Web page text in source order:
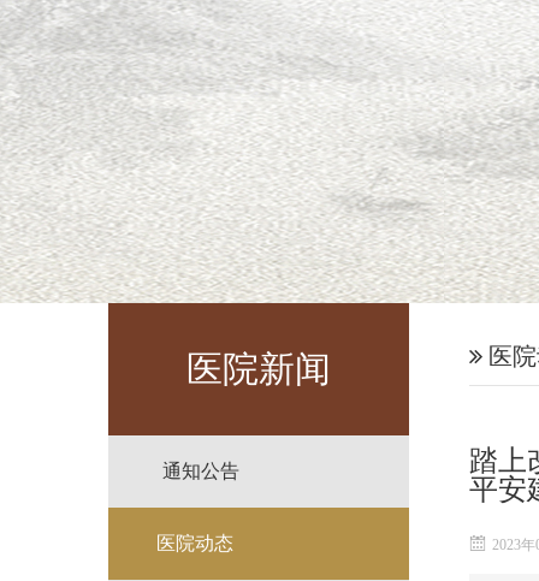
医院新闻
通知公告
医院动态
医
踏上
平安
2023